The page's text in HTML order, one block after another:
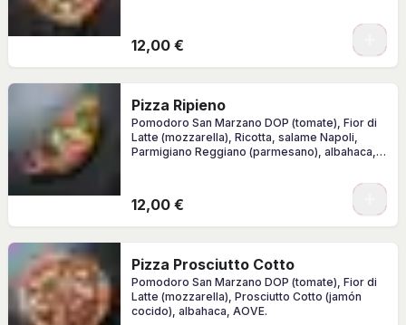
12,00 €
Pizza Ripieno
Pomodoro San Marzano DOP (tomate), Fior di
Latte (mozzarella), Ricotta, salame Napoli,
Parmigiano Reggiano (parmesano), albahaca,
12,00 €
Pizza Prosciutto Cotto
Pomodoro San Marzano DOP (tomate), Fior di
Latte (mozzarella), Prosciutto Cotto (jamón
cocido), albahaca, AOVE.